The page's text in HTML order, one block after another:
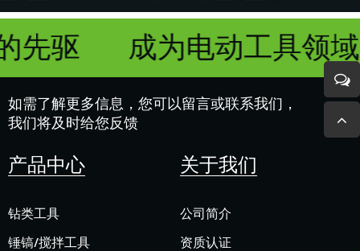
成为电动工具领
先驱
如需了解更多信息，您可以留言或联系我们，
我们将及时给您反馈
产品中心
钻类工具
锤镐/搅拌工具
关于我们
公司简介
资质认证